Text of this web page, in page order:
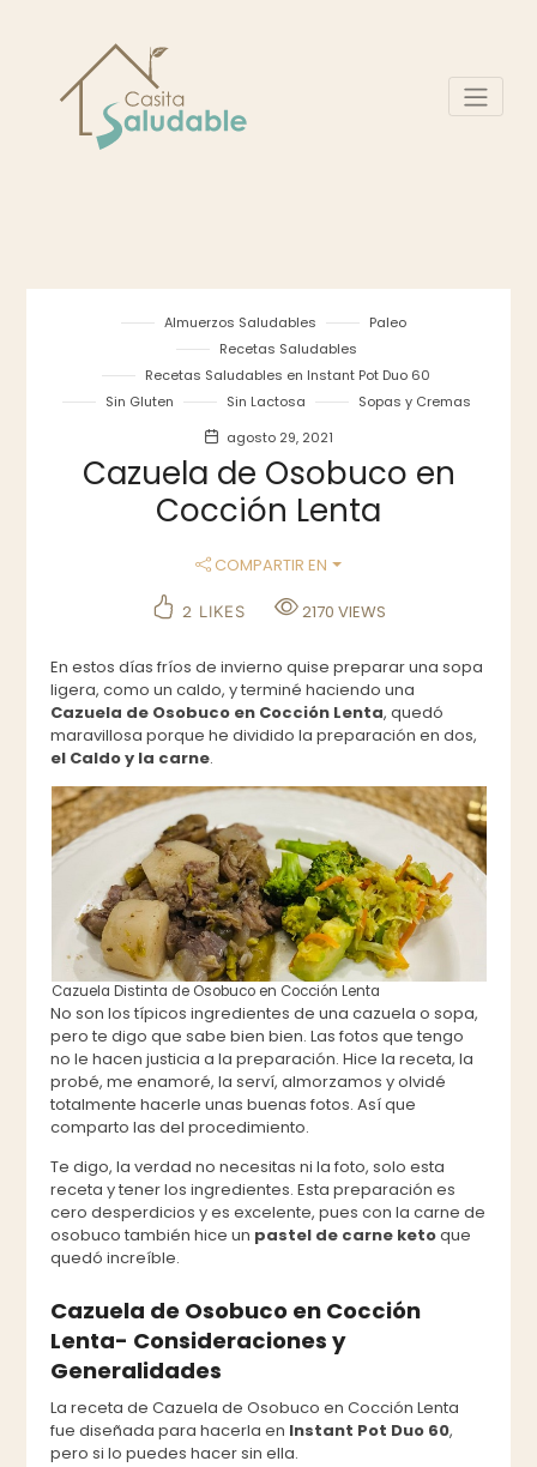
Almuerzos Saludables
Paleo
Recetas Saludables
Recetas Saludables en Instant Pot Duo 60
Sin Gluten
Sin Lactosa
Sopas y Cremas
agosto 29, 2021
Cazuela de Osobuco en
Cocción Lenta
COMPARTIR EN
2 LIKES 2170 VIEWS
En estos días fríos de invierno quise preparar una sopa
ligera, como un caldo, y terminé haciendo una
Cazuela de Osobuco en Cocción Lenta, quedó
maravillosa porque he dividido la preparación en dos,
el Caldo y la carne.
Cazuela Distinta de Osobuco en Cocción Lenta
No son los típicos ingredientes de una cazuela o sopa,
pero te digo que sabe bien bien. Las fotos que tengo
no le hacen justicia a la preparación. Hice la receta, la
probé, me enamoré, la serví, almorzamos y olvidé
totalmente hacerle unas buenas fotos. Así que
comparto las del procedimiento.
Te digo, la verdad no necesitas ni la foto, solo esta
receta y tener los ingredientes. Esta preparación es
cero desperdicios y es excelente, pues con la carne de
osobuco también hice un pastel de carne ketoque
quedó increíble.
Cazuela de Osobuco en Cocción
Lenta- Consideraciones y
Generalidades
La receta de Cazuela de Osobuco en Cocción Lenta
fue diseñada para hacerla en Instant Pot Duo 60,
pero si lo puedes hacer sin ella.